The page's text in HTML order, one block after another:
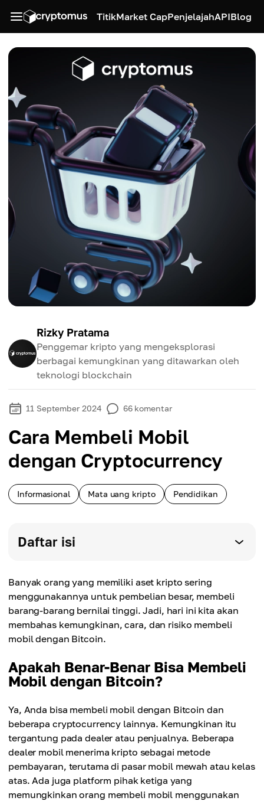
TitikMarket CapPenjelajahAPIBlog
Rizky Pratama
Penggemar kripto yang mengeksplorasi
berbagai kemungkinan yang ditawarkan oleh
teknologi blockchain
11 September 2024 66 komentar
Cara Membeli Mobil
dengan Cryptocurrency
Informasional Mata uang kripto Pendidikan
Daftar isi
Banyak orang yang memiliki aset kripto sering
menggunakannya untuk pembelian besar, membeli
barang-barang bernilai tinggi. Jadi, hari ini kita akan
membahas kemungkinan, cara, dan risiko membeli
mobil dengan Bitcoin.
Apakah Benar-Benar Bisa Membeli
Mobil dengan Bitcoin?
Ya, Anda bisa membeli mobil dengan Bitcoin dan
beberapa cryptocurrency lainnya. Kemungkinan itu
tergantung pada dealer atau penjualnya. Beberapa
dealer mobil menerima kripto sebagai metode
pembayaran, terutama di pasar mobil mewah atau kelas
atas. Ada juga platform pihak ketiga yang
memungkinkan orang membeli mobil menggunakan